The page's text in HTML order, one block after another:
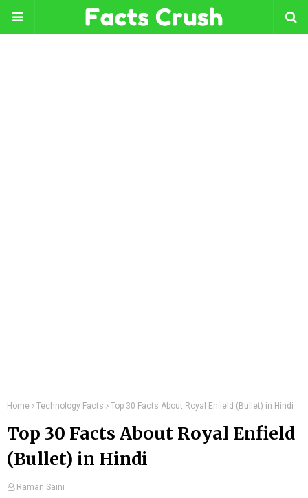
Home Technology Facts Top 30 Facts About Royal Enfield (Bullet) in Hindi
Top 30 Facts About Royal Enfield
(Bullet) in Hindi
Raman Saini